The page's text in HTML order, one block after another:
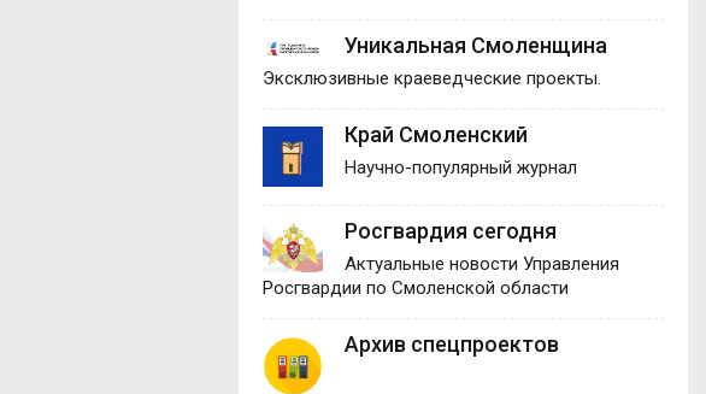
Уникальная Смоленщина
Эксклюзивные краеведческие проекты.
Край Смоленский
Научно-популярный журнал
Росгвардия сегодня
Актуальные новости Управления
Росгвардии по Смоленской области
Архив спецпроектов